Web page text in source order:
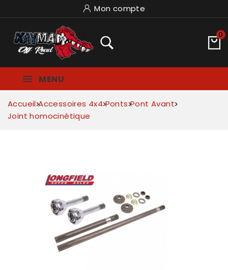
Mon compte
0
MENU
Accueil Accessoires 4x4 Ponts Pont Avant
Joint homocinétique